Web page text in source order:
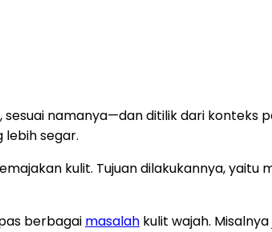
namanya—dan ditilik dari konteks
segar.
kulit. Tujuan dilakukannya, yaitu
berbagai masalah kulit wajah.